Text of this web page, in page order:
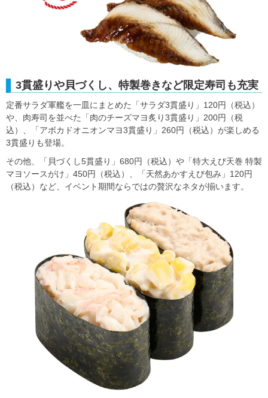
3貫盛りや貝づくし、特製巻きなど限定寿司も充実
定番サラダ軍艦を一皿にまとめた「サラダ3貫盛り」120円（税込）
や、肉寿司を並べた「肉のチーズマヨ炙り3貫盛り」200円（税
込）、「アボカドオニオンマヨ3貫盛り」260円（税込）が楽しめる
3貫盛りも登場。
その他、「貝づくし5貫盛り」680円（税込）や「特大えび天巻 特製
マヨソースがけ」450円（税込）、「天然あかすえび包み」120円
（税込）など、イベント期間ならではの贅沢なネタが揃います。